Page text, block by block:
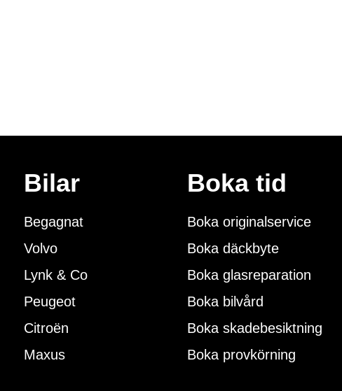
Karriär Vår
Bilar
Begagnat
Volvo
Lynk & Co
Peugeot
Citroën
Maxus
Boka tid
Boka originalservice
Boka däckbyte
Boka glasreparation
Boka bilvård
Boka skadebesiktning
Boka provkörning